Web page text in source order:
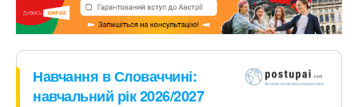
Навчання в Словаччині:
навчальний рік 2026/2027